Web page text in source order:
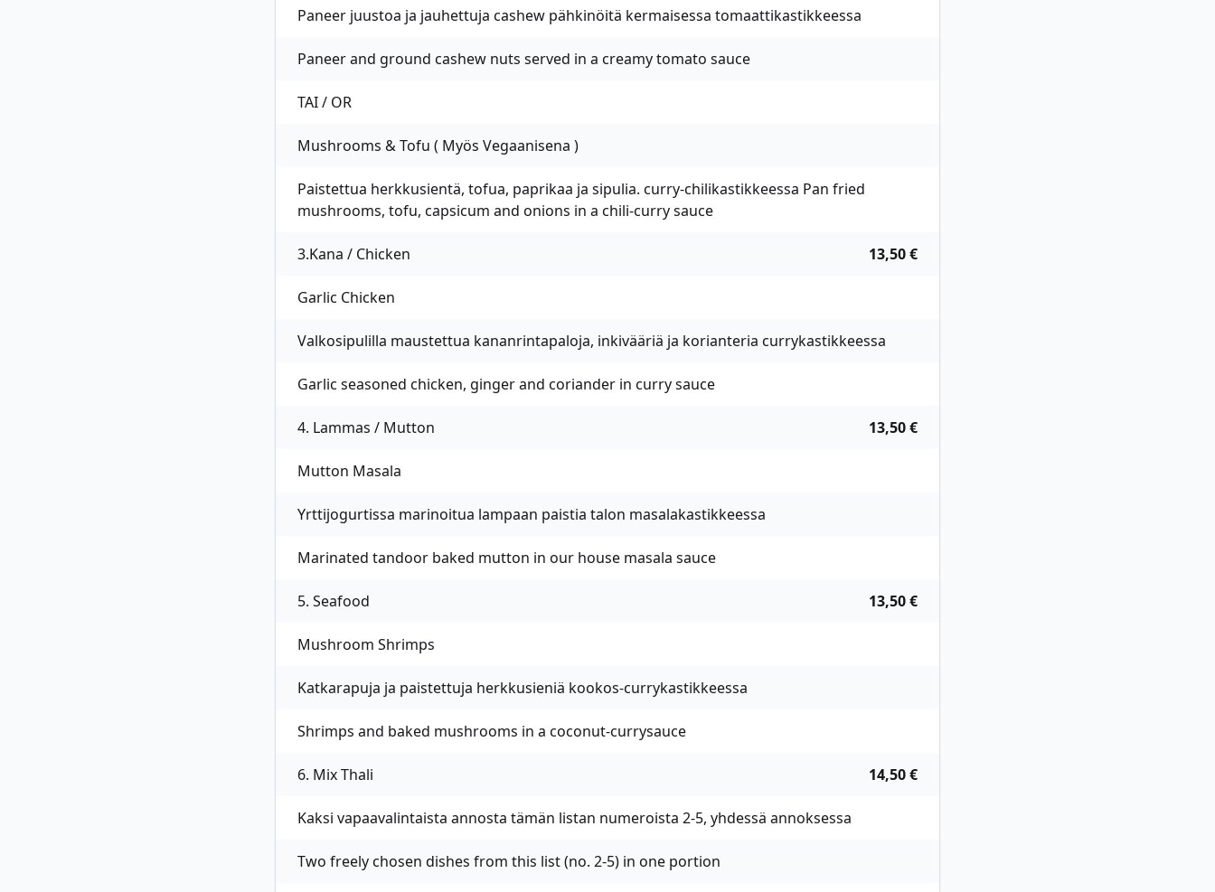
Paneer juustoa ja jauhettuja cashew pähkinöitä kermaisessa tomaattikastikkeessa
Paneer and ground cashew nuts served in a creamy tomato sauce
TAI / OR
Mushrooms & Tofu ( Myös Vegaanisena )
Paistettua herkkusientä, tofua, paprikaa ja sipulia. curry-chilikastikkeessa Pan fried
mushrooms, tofu, capsicum and onions in a chili-curry sauce
3.Kana / Chicken 13,50 €
Garlic Chicken
Valkosipulilla maustettua kananrintapaloja, inkivääriä ja korianteria currykastikkeessa
Garlic seasoned chicken, ginger and coriander in curry sauce
4. Lammas / Mutton 13,50 €
Mutton Masala
Yrttijogurtissa marinoitua lampaan paistia talon masalakastikkeessa
Marinated tandoor baked mutton in our house masala sauce
5. Seafood 13,50 €
Mushroom Shrimps
Katkarapuja ja paistettuja herkkusieniä kookos-currykastikkeessa
Shrimps and baked mushrooms in a coconut-currysauce
6. Mix Thali 14,50 €
Kaksi vapaavalintaista annosta tämän listan numeroista 2-5, yhdessä annoksessa
Two freely chosen dishes from this list (no. 2-5) in one portion